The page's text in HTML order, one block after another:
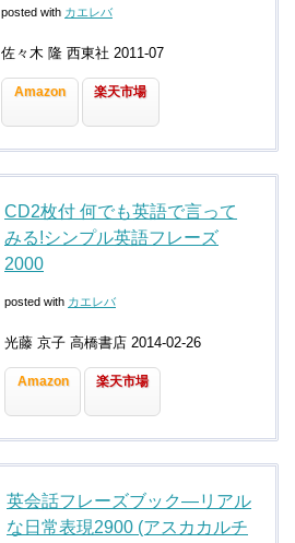
posted with カエレバ
佐々木 隆 西東社 2011-07
Amazon 楽天市場
CD2枚付 何でも英語で言って
みる!シンプル英語フレーズ
2000
posted with カエレバ
光藤 京子 高橋書店 2014-02-26
Amazon 楽天市場
英会話フレーズブック―リアル
な日常表現2900 (アスカカルチ